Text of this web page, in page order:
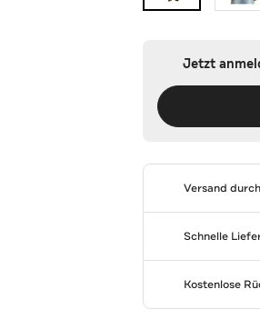
Jetzt
Versand
Schnelle
Kostenlose